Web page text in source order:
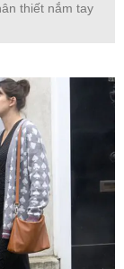
thiết nắm tay